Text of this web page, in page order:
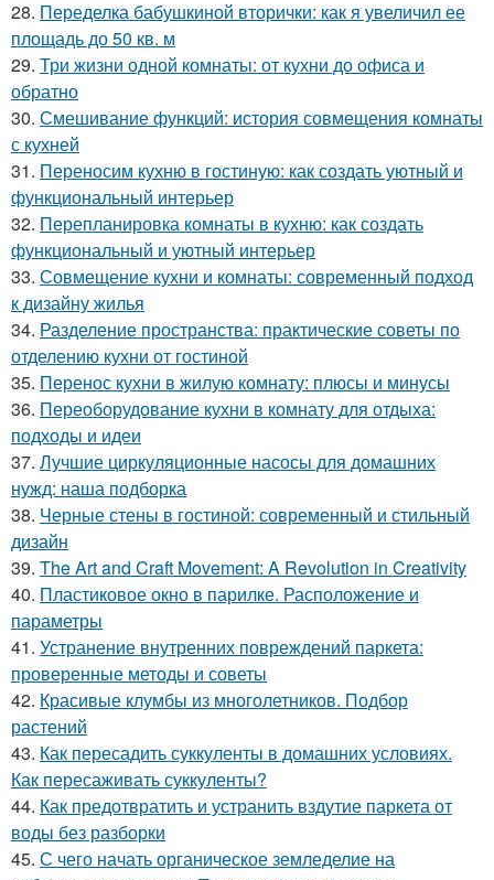
28. Переделка бабушкиной вторички: как я увеличил ее
площадь до 50 кв. м
29. Три жизни одной комнаты: от кухни до офиса и
обратно
30. Смешивание функций: история совмещения комнаты
с кухней
31. Переносим кухню в гостиную: как создать уютный и
функциональный интерьер
32. Перепланировка комнаты в кухню: как создать
функциональный и уютный интерьер
33. Совмещение кухни и комнаты: современный подход
к дизайну жилья
34. Разделение пространства: практические советы по
отделению кухни от гостиной
35. Перенос кухни в жилую комнату: плюсы и минусы
36. Переоборудование кухни в комнату для отдыха:
подходы и идеи
37. Лучшие циркуляционные насосы для домашних
нужд: наша подборка
38. Черные стены в гостиной: современный и стильный
дизайн
39. The Art and Craft Movement: A Revolution in Creativity
40. Пластиковое окно в парилке. Расположение и
параметры
41. Устранение внутренних повреждений паркета:
проверенные методы и советы
42. Красивые клумбы из многолетников. Подбор
растений
43. Как пересадить суккуленты в домашних условиях.
Как пересаживать суккуленты?
44. Как предотвратить и устранить вздутие паркета от
воды без разборки
45. С чего начать органическое земледелие на